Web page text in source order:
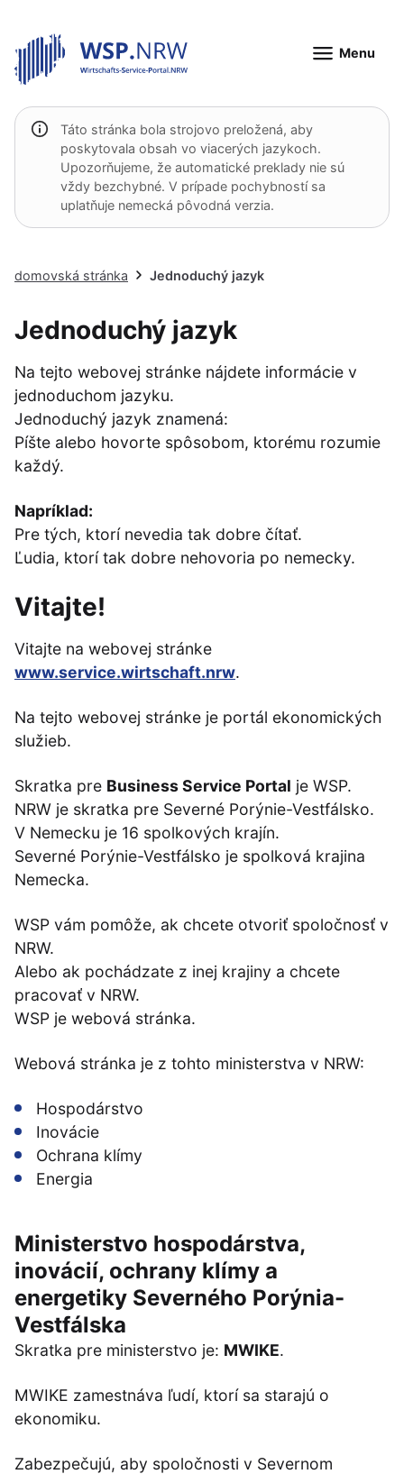
Menu
Táto stránka bola strojovo preložená, aby
poskytovala obsah vo viacerých jazykoch.
Upozorňujeme, že automatické preklady nie sú
vždy bezchybné. V prípade pochybností sa
uplatňuje nemecká pôvodná verzia.
domovská stránka Jednoduchý jazyk
Jednoduchý jazyk
Na tejto webovej stránke nájdete informácie v
jednoduchom jazyku.
Jednoduchý jazyk znamená:
Píšte alebo hovorte spôsobom, ktorému rozumie
každý.
Napríklad:
Pre tých, ktorí nevedia tak dobre čítať.
Ľudia, ktorí tak dobre nehovoria po nemecky.
Vitajte!
Vitajte na webovej stránke
www.service.wirtschaft.nrw.
Na tejto webovej stránke je portál ekonomických
služieb.
Skratka pre Business Service Portal je WSP.
NRW je skratka pre Severné Porýnie-Vestfálsko.
V Nemecku je 16 spolkových krajín.
Severné Porýnie-Vestfálsko je spolková krajina
Nemecka.
WSP vám pomôže, ak chcete otvoriť spoločnosť v
NRW.
Alebo ak pochádzate z inej krajiny a chcete
pracovať v NRW.
WSP je webová stránka.
Webová stránka je z tohto ministerstva v NRW:
Hospodárstvo
Inovácie
Ochrana klímy
Energia
Ministerstvo hospodárstva,
inovácií, ochrany klímy a
energetiky Severného Porýnia-
Vestfálska
Skratka pre ministerstvo je: MWIKE.
MWIKE zamestnáva ľudí, ktorí sa starajú o
ekonomiku.
Zabezpečujú, aby spoločnosti v Severnom